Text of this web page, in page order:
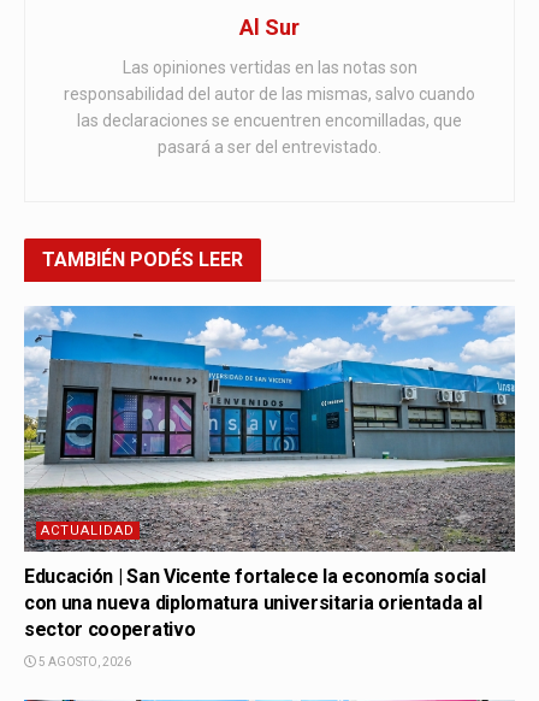
Al Sur
Las opiniones vertidas en las notas son
responsabilidad del autor de las mismas, salvo cuando
las declaraciones se encuentren encomilladas, que
pasará a ser del entrevistado.
TAMBIÉN PODÉS LEER
ACTUALIDAD
Educación | San Vicente fortalece la economía social
con una nueva diplomatura universitaria orientada al
sector cooperativo
5 AGOSTO, 2026